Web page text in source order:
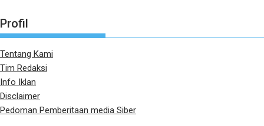
Profil
Tentang Kami
Tim Redaksi
Info Iklan
Disclaimer
Pedoman Pemberitaan media Siber